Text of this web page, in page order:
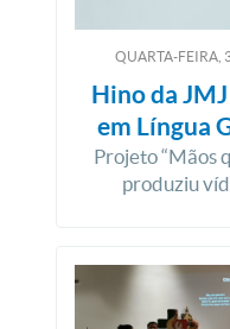
QUARTA-FEIRA,
Hino da
em Língua
Projeto “Mãos
produziu